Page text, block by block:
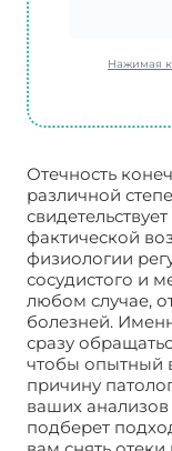
Нажимая
Отечность
различной
фактической
физиологии
сосудистого и
любом случае,
болезней.
сразу
чтобы опытный
причину
ваших
подберет